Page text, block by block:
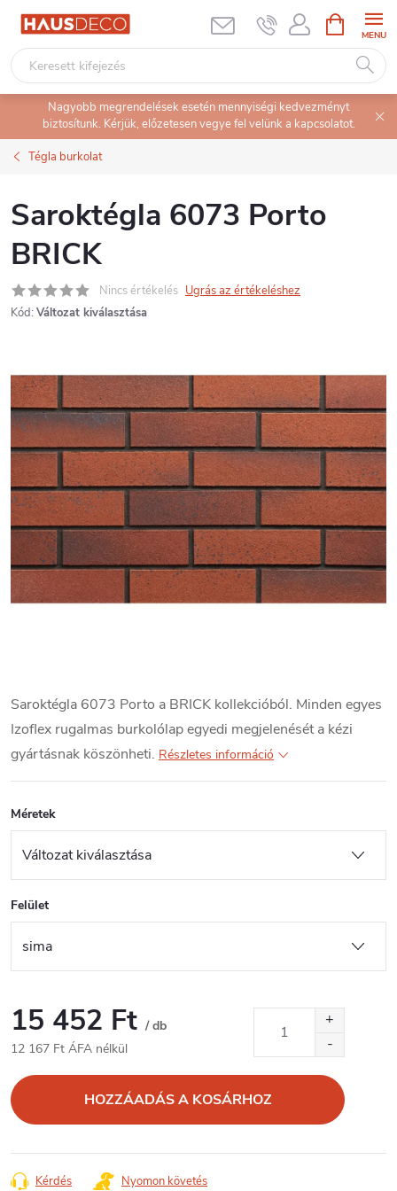
Ugrás
tartalomhoz
KOSÁR
Nagyobb megrendelések esetén mennyiségi kedvezményt
biztosítunk. Kérjük, előzetesen vegye fel velünk a kapcsolatot.
Tégla burkolat
Saroktégla 6073 Porto
BRICK
Nincs értékelés Ugrás az értékeléshez
Kód: Változat kiválasztása
Saroktégla 6073 Porto a BRICK kollekcióból. Minden egyes
Izoflex rugalmas burkolólap egyedi megjelenését a kézi
gyártásnak köszönheti. Részletes információ
Méretek
Felület
15 452 Ft / db
12 167 Ft ÁFA nélkül
HOZZÁADÁS A KOSÁRHOZ
Kérdés Nyomon követés